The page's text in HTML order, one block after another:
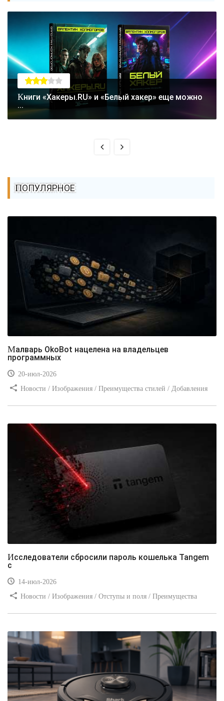
Книги «Хакеры.RU» и «Белый хакер» еще можно
...
ПОПУЛЯРНОЕ
Малварь OkoBot нацелена на владельцев
программных
20-июл-2026
Новости / Изображения / Преимущества стилей / Добавления
Исследователи сбросили пароль кошелька Tangem
с
14-июл-2026
Новости / Изображения / Отступы и поля / Преимущества